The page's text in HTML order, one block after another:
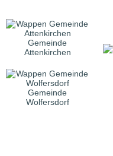
Gemeinde
Attenkirchen
Gemeinde
Wolfersdorf